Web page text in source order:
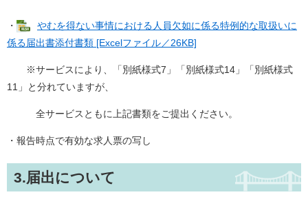
・
やむを得ない事情における人員欠如に係る特例的な取扱いに
係る届出書添付書類 [Excelファイル／26KB]
※サービスにより、「別紙様式7」「別紙様式14」「別紙様式
11」と分れていますが、
全サービスともに上記書類をご提出ください。
・報告時点で有効な求人票の写し
3.届出について